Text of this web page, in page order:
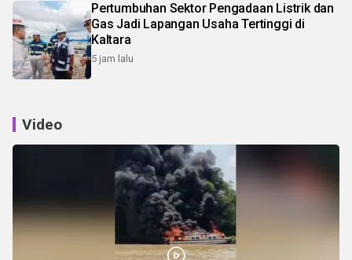
Pertumbuhan Sektor Pengadaan Listrik dan
Gas Jadi Lapangan Usaha Tertinggi di
Kaltara
5 jam lalu
Video